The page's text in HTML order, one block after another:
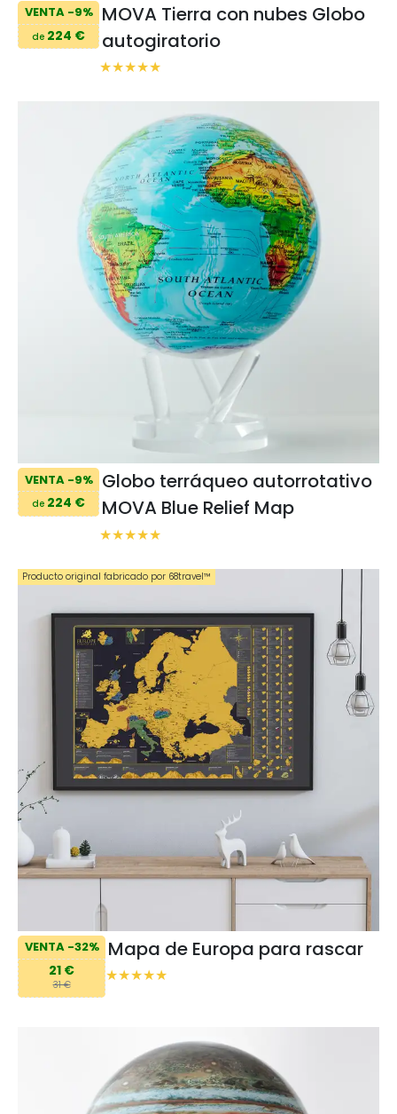
VENTA -9%
de 224 €
MOVA Tierra con nubes Globo
autogiratorio
VENTA -9%
de 224 €
Globo terráqueo autorrotativo
MOVA Blue Relief Map
VENTA -32%
21 €
31 €
Mapa de Europa para rascar
Producto original fabricado por 68travel™️